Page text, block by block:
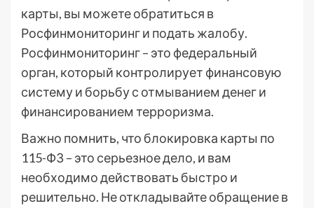
карты, вы можете обратиться в
Росфинмониторинг и подать жалобу.
Росфинмониторинг – это федеральный
орган, который контролирует финансовую
систему и борьбу с отмыванием денег и
финансированием терроризма.
Важно помнить, что блокировка карты по
115-ФЗ – это серьезное дело, и вам
необходимо действовать быстро и
решительно. Не откладывайте обращение в